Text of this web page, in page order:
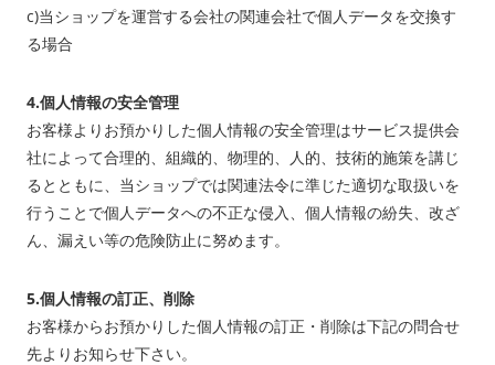
c)当ショップを運営する会社の関連会社で個人データを交換す
る場合
4.個人情報の安全管理
お客様よりお預かりした個人情報の安全管理はサービス提供会
社によって合理的、組織的、物理的、人的、技術的施策を講じ
るとともに、当ショップでは関連法令に準じた適切な取扱いを
行うことで個人データへの不正な侵入、個人情報の紛失、改ざ
ん、漏えい等の危険防止に努めます。
5.個人情報の訂正、削除
お客様からお預かりした個人情報の訂正・削除は下記の問合せ
先よりお知らせ下さい。